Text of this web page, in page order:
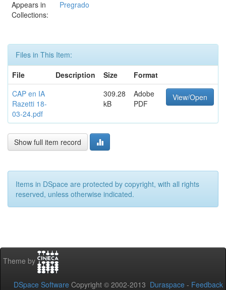
Appears in
Collections:
Pregrado
Files in This Item:
File
Description Size
Format
CAP en IA
Razetti 18-
03-24.pdf
309.28
kB
Adobe
PDF
View/Open
Show full item record
Items in DSpace are protected by copyright, with all rights
reserved, unless otherwise indicated.
Theme by
DSpace Software Copyright © 2002-2013 Duraspace - Feedback